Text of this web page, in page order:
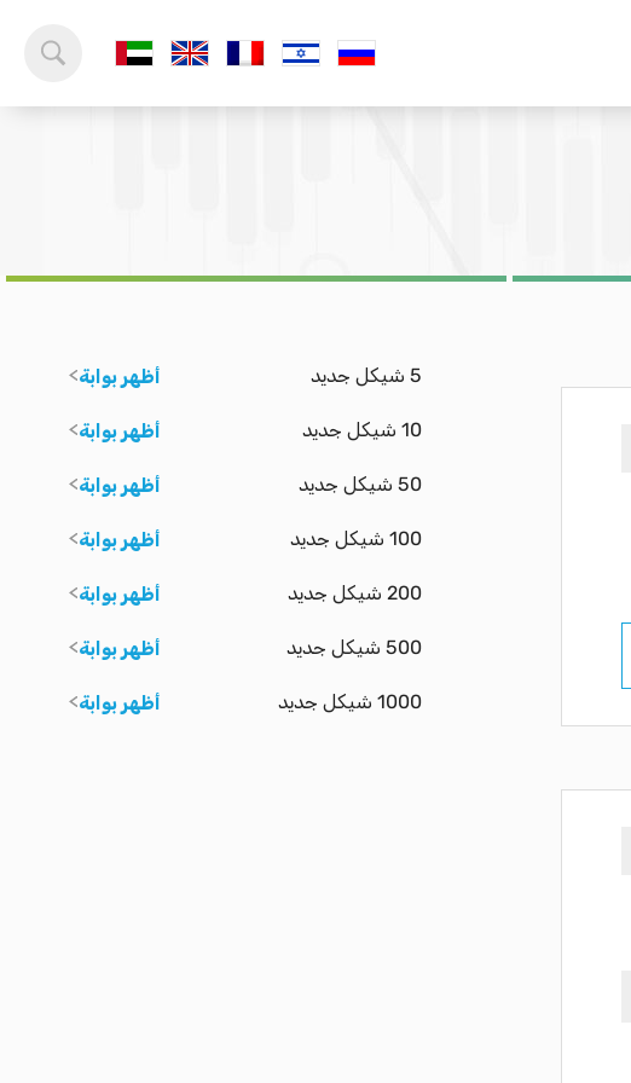
5 شيكل جديد أظهر بوابة
10 شيكل جديد أظهر بوابة
50 شيكل جديد أظهر بوابة
100 شيكل جديد أظهر بوابة
200 شيكل جديد أظهر بوابة
500 شيكل جديد أظهر بوابة
1000 شيكل جديد أظهر بوابة